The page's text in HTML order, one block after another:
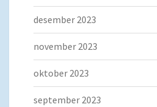
desember 2023
november 2023
oktober 2023
september 2023